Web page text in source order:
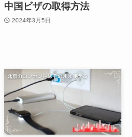
中国ビザの取得方法
2024年3月5日